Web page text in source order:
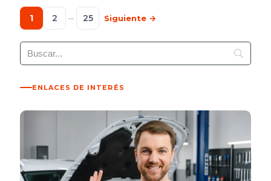
1 2 ··· 25 Siguiente →
ENLACES DE INTERÉS